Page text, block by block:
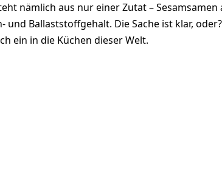
nämlich aus nur einer Zutat –
und Ballaststoffgehalt. Die Sache ist klar,
ein in die Küchen dieser Welt.